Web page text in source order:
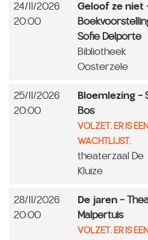
24/11/2026
20:00
Geloof ze niet
Sofie Delporte
Bibliotheek
Oosterzele
25/11/2026
20:00
Bloemlezing -
Bos
VOLZET. ER IS EEN
WACHTLIJST.
theaterzaal De
Kluize
28/11/2026
20:00
De jaren -
Malpertuis
VOLZET. ER IS EEN